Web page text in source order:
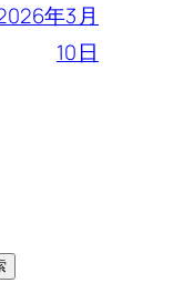
年3月
10日